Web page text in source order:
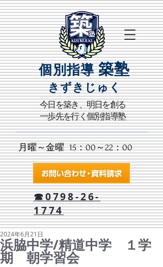
​今日を築き、明日を創る
一歩先を行く個別指導塾
月曜～金曜 15：00～22：00​
☎0798-26-
1774
個別指導 築塾
きずきじゅく​
浜脇中学/精道中学 １学
期 朝学習会
2024年6月21日